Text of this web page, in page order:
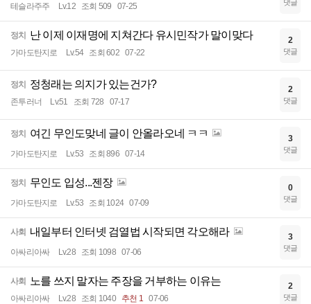
테슬라주주 Lv.12 조회 509 07-25 댓글
정치 난 이제 이재명에 지쳐간다 유시민작가 말이맞다
가마도탄지로 Lv.54 조회 602 07-22
2
댓글
정치 정청래는 의지가 있는건가?
존투러너 Lv.51 조회 728 07-17
2
댓글
정치 여긴 무인도맞네 글이 안올라오네 ㅋㅋ
가마도탄지로 Lv.53 조회 896 07-14
3
댓글
정치 무인도 입성...젠장
가마도탄지로 Lv.53 조회 1024 07-09
0
댓글
사회 내일부터 인터넷 검열법 시작되면 각오해라
아싸리아싸 Lv.28 조회 1098 07-06
3
댓글
사회 노를 쓰지 말자는 주장을 거부하는 이유는
아싸리아싸 Lv.28 조회 1040 추천 1 07-06
2
댓글